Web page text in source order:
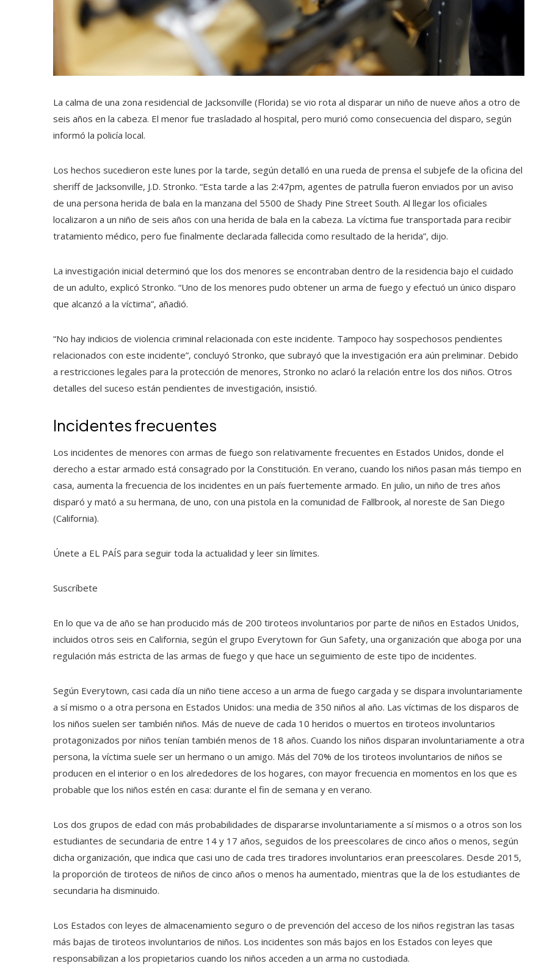
La calma de una zona residencial de Jacksonville (Florida) se vio rota al disparar un niño de nueve años a otro de
seis años en la cabeza. El menor fue trasladado al hospital, pero murió como consecuencia del disparo, según
informó la policía local.
Los hechos sucedieron este lunes por la tarde, según detalló en una rueda de prensa el subjefe de la oficina del
sheriff de Jacksonville, J.D. Stronko. “Esta tarde a las 2:47pm, agentes de patrulla fueron enviados por un aviso
de una persona herida de bala en la manzana del 5500 de Shady Pine Street South. Al llegar los oficiales
localizaron a un niño de seis años con una herida de bala en la cabeza. La víctima fue transportada para recibir
tratamiento médico, pero fue finalmente declarada fallecida como resultado de la herida”, dijo.
La investigación inicial determinó que los dos menores se encontraban dentro de la residencia bajo el cuidado
de un adulto, explicó Stronko. “Uno de los menores pudo obtener un arma de fuego y efectuó un único disparo
que alcanzó a la víctima”, añadió.
“No hay indicios de violencia criminal relacionada con este incidente. Tampoco hay sospechosos pendientes
relacionados con este incidente”, concluyó Stronko, que subrayó que la investigación era aún preliminar. Debido
a restricciones legales para la protección de menores, Stronko no aclaró la relación entre los dos niños. Otros
detalles del suceso están pendientes de investigación, insistió.
Incidentes frecuentes
Los incidentes de menores con armas de fuego son relativamente frecuentes en Estados Unidos, donde el
derecho a estar armado está consagrado por la Constitución. En verano, cuando los niños pasan más tiempo en
casa, aumenta la frecuencia de los incidentes en un país fuertemente armado. En julio, un niño de tres años
disparó y mató a su hermana, de uno, con una pistola en la comunidad de Fallbrook, al noreste de San Diego
(California).
Únete a EL PAÍS para seguir toda la actualidad y leer sin límites.
Suscríbete
En lo que va de año se han producido más de 200 tiroteos involuntarios por parte de niños en Estados Unidos,
incluidos otros seis en California, según el grupo Everytown for Gun Safety, una organización que aboga por una
regulación más estricta de las armas de fuego y que hace un seguimiento de este tipo de incidentes.
Según Everytown, casi cada día un niño tiene acceso a un arma de fuego cargada y se dispara involuntariamente
a sí mismo o a otra persona en Estados Unidos: una media de 350 niños al año. Las víctimas de los disparos de
los niños suelen ser también niños. Más de nueve de cada 10 heridos o muertos en tiroteos involuntarios
protagonizados por niños tenían también menos de 18 años. Cuando los niños disparan involuntariamente a otra
persona, la víctima suele ser un hermano o un amigo. Más del 70% de los tiroteos involuntarios de niños se
producen en el interior o en los alrededores de los hogares, con mayor frecuencia en momentos en los que es
probable que los niños estén en casa: durante el fin de semana y en verano.
Los dos grupos de edad con más probabilidades de dispararse involuntariamente a sí mismos o a otros son los
estudiantes de secundaria de entre 14 y 17 años, seguidos de los preescolares de cinco años o menos, según
dicha organización, que indica que casi uno de cada tres tiradores involuntarios eran preescolares. Desde 2015,
la proporción de tiroteos de niños de cinco años o menos ha aumentado, mientras que la de los estudiantes de
secundaria ha disminuido.
Los Estados con leyes de almacenamiento seguro o de prevención del acceso de los niños registran las tasas
más bajas de tiroteos involuntarios de niños. Los incidentes son más bajos en los Estados con leyes que
responsabilizan a los propietarios cuando los niños acceden a un arma no custodiada.